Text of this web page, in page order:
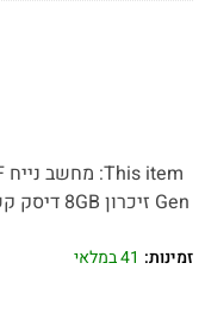
This item:
זמינות: 41 במלאי